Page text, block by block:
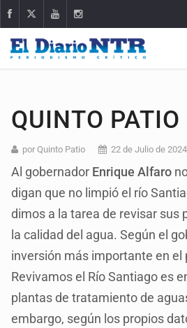
QUINTO PATIO
por Quinto Patio 22 de Julio de 2024
Al gobernador Enrique Alfaro
digan que no limpió el río
dimos a la tarea de revisar sus
la calidad del agua. Según el
inversión más importante en el
Revivamos el Río Santiago es
plantas de tratamiento de
embargo, según los propios